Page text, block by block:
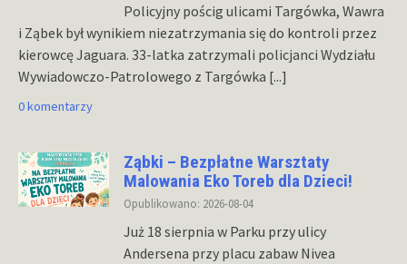
Policyjny pościg ulicami Targówka, Wawra
i Ząbek był wynikiem niezatrzymania się do kontroli przez
kierowcę Jaguara. 33-latka zatrzymali policjanci Wydziału
Wywiadowczo-Patrolowego z Targówka [...]
0 komentarzy
Ząbki – Bezpłatne Warsztaty
Malowania Eko Toreb dla Dzieci!
Opublikowano: 2026-08-04
Już 18 sierpnia w Parku przy ulicy
Andersena przy placu zabaw Nivea